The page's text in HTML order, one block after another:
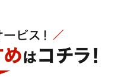
になるQ&A
書といった郵便物なしの